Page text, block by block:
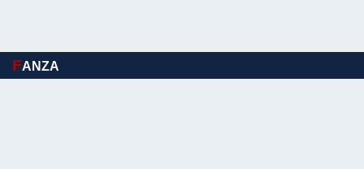
惑しちゃう
【衝撃】「え、これカバー曲だったの！？」って知って驚
FANZA